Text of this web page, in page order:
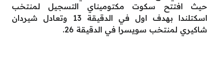
حيث افتتح سكوت مكتوميناي التسجيل لمنتخب
اسكتلندا بهدف اول في الدقيقة 13 وتعادل شيردان
شاكيري لمنتخب سويسرا في الدقيقة 26.